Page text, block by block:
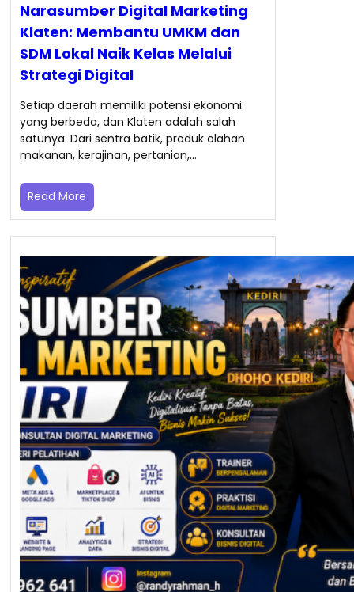
Narasumber Digital Marketing
Klaten: Membantu UMKM dan
SDM Lokal Naik Kelas Melalui
Strategi Digital
Setiap daerah memiliki potensi ekonomi
yang berbeda, dan Klaten adalah salah
satunya. Dari sentra batik, produk olahan
makanan, kerajinan, pertanian,…
Read More